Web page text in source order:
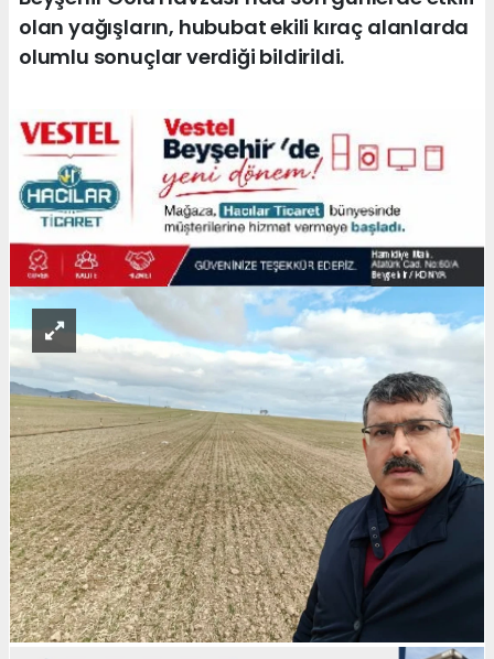
olan yağışların, hububat ekili kıraç alanlarda
olumlu sonuçlar verdiği bildirildi.